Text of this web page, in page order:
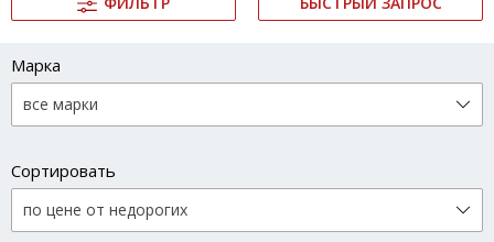
Марка
Сортировать